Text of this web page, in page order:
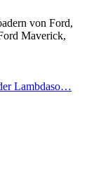
von Ford,
Maverick,
Lambdaso…